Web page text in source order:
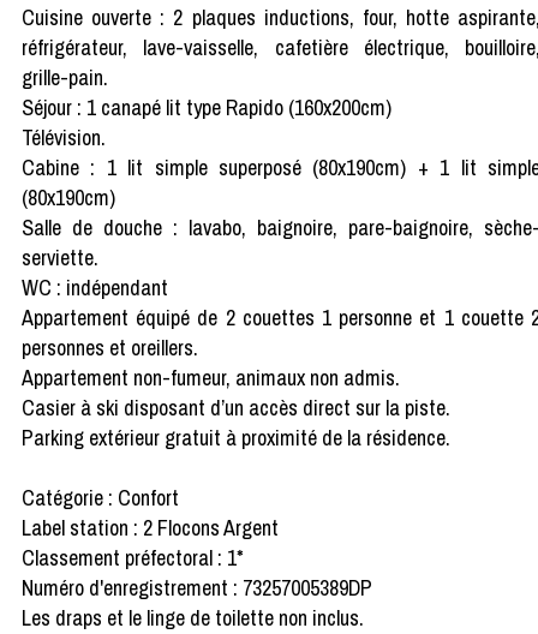
Cuisine ouverte : 2 plaques inductions, four, hotte
réfrigérateur, lave-vaisselle, cafetière électrique,
grille-pain.
Séjour : 1 canapé lit type Rapido (160x200cm)
Télévision.
Cabine : 1 lit simple superposé (80x190cm) + 1 lit
(80x190cm)
Salle de douche : lavabo, baignoire, pare-baignoire,
serviette.
WC : indépendant
Appartement équipé de 2 couettes 1 personne et 1 couette
personnes et oreillers.
Appartement non-fumeur, animaux non admis.
Casier à ski disposant d’un accès direct sur la piste.
Parking extérieur gratuit à proximité de la résidence.
Catégorie : Confort
Label station : 2 Flocons Argent
Classement préfectoral : 1*
Numéro d'enregistrement : 73257005389DP
Les draps et le linge de toilette non inclus.